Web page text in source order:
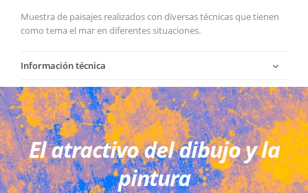
Muestra de paisajes realizados con diversas técnicas que tienen
como tema el mar en diferentes situaciones.
Información técnica
El atractivo del dibujo y la
pintura